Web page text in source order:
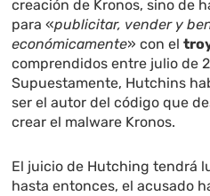
creación de Kronos, sino de
para «publicitar, vender y
económicamente» con el
comprendidos entre julio de
Supuestamente, Hutchins
ser el autor del código que
crear el malware Kronos.
El juicio de Hutching tendrá
hasta entonces, el acusado